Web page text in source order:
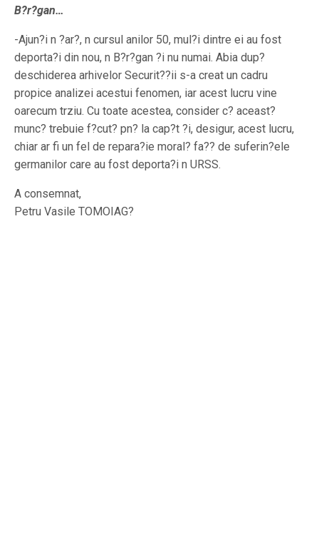
B?r?gan…
-Ajun?i n ?ar?, n cursul anilor 50, mul?i dintre ei au fost
deporta?i din nou, n B?r?gan ?i nu numai. Abia dup?
deschiderea arhivelor Securit??ii s-a creat un cadru
propice analizei acestui fenomen, iar acest lucru vine
oarecum trziu. Cu toate acestea, consider c? aceast?
munc? trebuie f?cut? pn? la cap?t ?i, desigur, acest lucru,
chiar ar fi un fel de repara?ie moral? fa?? de suferin?ele
germanilor care au fost deporta?i n URSS.
A consemnat,
Petru Vasile TOMOIAG?